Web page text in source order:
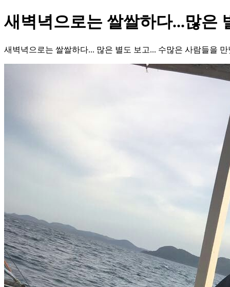
새벽녁으로는 쌀쌀하다...많은
새벽녁으로는 쌀쌀하다... 많은 별도 보고... 수많은 사람들을